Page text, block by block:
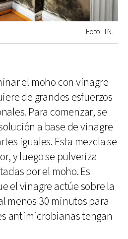
Foto: TN.
el moho con vinagre
de grandes esfuerzos
Para comenzar, se
a base de vinagre
iguales. Esta mezcla se
y luego se pulveriza
por el moho. Es
el vinagre actúe sobre la
menos 30 minutos para
antimicrobianas tengan